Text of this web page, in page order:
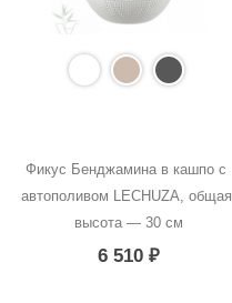
Фикус Бенджамина в кашпо с
автополивом LECHUZA, общая
высота — 30 см
6 510 ₽